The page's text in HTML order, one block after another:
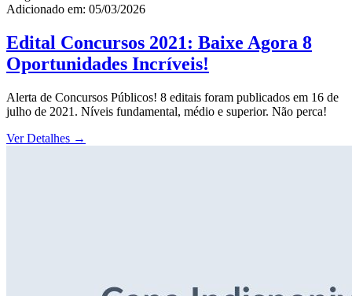
Adicionado em: 05/03/2026
Edital Concursos 2021: Baixe Agora 8
Oportunidades Incríveis!
Alerta de Concursos Públicos! 8 editais foram publicados em 16 de
julho de 2021. Níveis fundamental, médio e superior. Não perca!
Ver Detalhes →